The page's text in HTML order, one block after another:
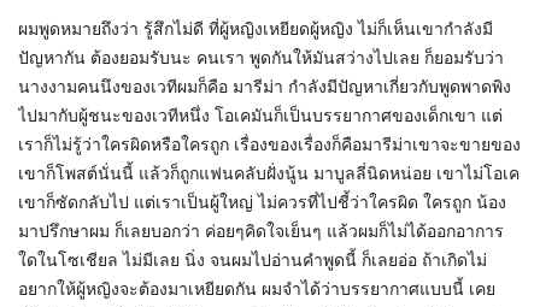
ผมพูดหมายถึงว่า รู้สึกไม่ดี ที่ผู้หญิงเหยียดผู้หญิง ไม่ก็เห็นเขากำลังมี
ปัญหากัน ต้องยอมรับนะ คนเรา พูดกันให้มันสว่างไปเลย ก็ยอมรับว่า
นางงามคนนึงของเวทีผมก็คือ มารีม่า กำลังมีปัญหาเกี่ยวกับพูดพาดพิง
ไปมากับผู้ชนะของเวทีหนึ่ง โอเคมันก็เป็นบรรยากาศของเด็กเขา แต่
เราก็ไม่รู้ว่าใครผิดหรือใครถูก เรื่องของเรื่องก็คือมารีม่าเขาจะขายของ
เขาก็โพสต์นั่นนี้ แล้วก็ถูกแฟนคลับฝั่งนู้น มาบูลลี่นิดหน่อย เขาไม่โอเค
เขาก็ซัดกลับไป แต่เราเป็นผู้ใหญ่ ไม่ควรที่ไปชี้ว่าใครผิด ใครถูก น้อง
มาปรึกษาผม ก็เลยบอกว่า ค่อยๆคิดใจเย็นๆ แล้วผมก็ไม่ได้ออกอาการ
ใดในโซเชียล ไม่มีเลย นิ่ง จนผมไปอ่านคำพูดนี้ ก็เลยอ่อ ถ้าเกิดไม่
อยากให้ผู้หญิงจะต้องมาเหยียดกัน ผมจำได้ว่าบรรยากาศแบบนี้ เคย